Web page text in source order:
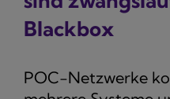
Blackbox
POC-Netzwerke